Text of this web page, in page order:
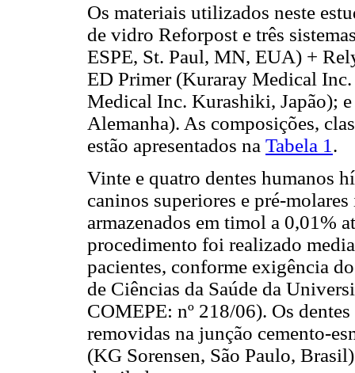
Os materiais utilizados neste
de vidro Reforpost e três
ESPE, St. Paul, MN, EUA) +
ED Primer (Kuraray Medical
Medical Inc. Kurashiki, Japão);
Alemanha). As composições,
estão apresentados na Tabela 1 .
Vinte e quatro dentes humanos
caninos superiores e pré-
armazenados em timol a 0,01%
procedimento foi realizado
pacientes, conforme exigência
de Ciências da Saúde da
COMEPE: nº 218/06). Os
removidas na junção cemento-
(KG Sorensen, São Paulo,